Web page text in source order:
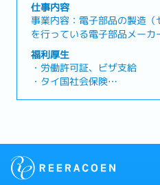
仕事内容
事業内容：電子部品の製造（
を行っている電子部品メー
造された製品の50％はタイ国
へ輸出を行っています。増員
同社の製造部門のリーダー、
す。【業務内容】・製造部門
納期に関する調整業務（対
ャー、購買・総務マネージ
総務については語学面のサポ
週次月次レポート
福利厚生
・労働許可証、ビザ支給
・タイ国社会保険
・昇格昇給（年1回 査定あ
給与上限あるので達していな